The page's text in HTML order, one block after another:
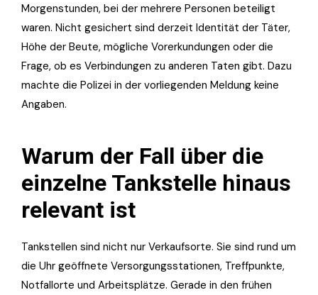
Morgenstunden, bei der mehrere Personen beteiligt
waren. Nicht gesichert sind derzeit Identität der Täter,
Höhe der Beute, mögliche Vorerkundungen oder die
Frage, ob es Verbindungen zu anderen Taten gibt. Dazu
machte die Polizei in der vorliegenden Meldung keine
Angaben.
Warum der Fall über die
einzelne Tankstelle hinaus
relevant ist
Tankstellen sind nicht nur Verkaufsorte. Sie sind rund um
die Uhr geöffnete Versorgungsstationen, Treffpunkte,
Notfallorte und Arbeitsplätze. Gerade in den frühen